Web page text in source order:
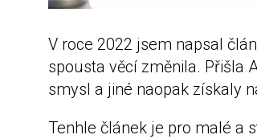
V roce 2022 jsem napsal
spousta věcí změnila. Přišla
smysl a jiné naopak získaly
Tenhle článek je pro malé a